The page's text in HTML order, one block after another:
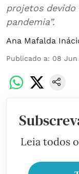
projetos devido
pandemia”.
Ana Mafalda
Publicado a: 08 Jun
Leia todos